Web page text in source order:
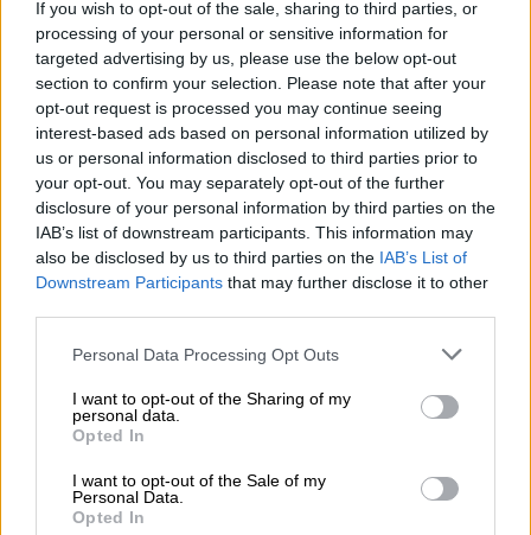
If you wish to opt-out of the sale, sharing to third parties, or
processing of your personal or sensitive information for
targeted advertising by us, please use the below opt-out
section to confirm your selection. Please note that after your
opt-out request is processed you may continue seeing
interest-based ads based on personal information utilized by
us or personal information disclosed to third parties prior to
your opt-out. You may separately opt-out of the further
disclosure of your personal information by third parties on the
IAB’s list of downstream participants. This information may
also be disclosed by us to third parties on the IAB’s List of
Downstream Participants that may further disclose it to other
Personal Data Processing Opt Outs
I want to opt-out of the Sharing of my
personal data.
Opted In
I want to opt-out of the Sale of my
Personal Data.
Opted In
SS de los Reyes destina ayudas de
hasta 2.000 euros para recompensar a
las pequeñas empresas y autónomos
Más artículos de este autor
miércoles, 16 de diciembre de 2020
OPINIONES DIVERSAS
¿La ciudadanía de Occidente es